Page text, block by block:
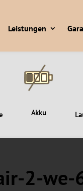
Leistungen
Akku
2-we-